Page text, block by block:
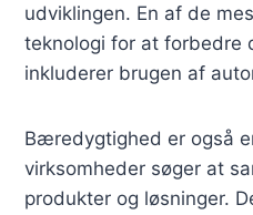
udviklingen. En af de
teknologi for at forbedre
inkluderer brugen af
Bæredygtighed er også
virksomheder søger at
produkter og løsninger.